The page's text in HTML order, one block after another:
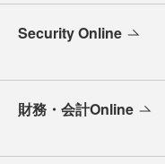
Security Online
財務・会計Online